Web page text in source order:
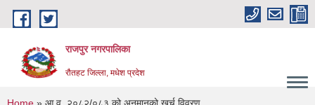
Skip to main content
राजपुर नगरपालिका
रौतहट जिल्ला, मधेश प्रदेश